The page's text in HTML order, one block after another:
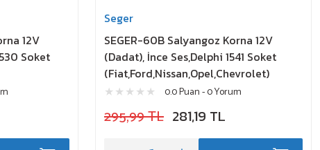
12V
Soket
Seger
SEGER-60B Salyangoz Korna 12V
(Dadat), İnce Ses,Delphi 1541 Soket
(Fiat,Ford,Nissan,Opel,Chevrolet)
0.0 Puan - 0 Yorum
295,99 TL 281,19 TL